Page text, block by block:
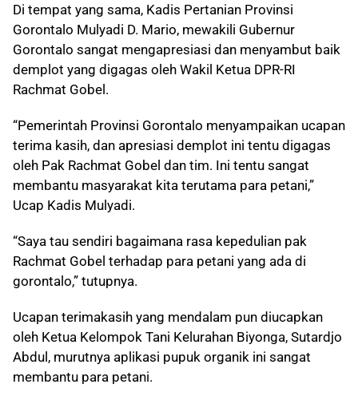
Di tempat yang sama, Kadis Pertanian Provinsi
Gorontalo Mulyadi D. Mario, mewakili Gubernur
Gorontalo sangat mengapresiasi dan menyambut baik
demplot yang digagas oleh Wakil Ketua DPR-RI
Rachmat Gobel.
“Pemerintah Provinsi Gorontalo menyampaikan ucapan
terima kasih, dan apresiasi demplot ini tentu digagas
oleh Pak Rachmat Gobel dan tim. Ini tentu sangat
membantu masyarakat kita terutama para petani,”
Ucap Kadis Mulyadi.
“Saya tau sendiri bagaimana rasa kepedulian pak
Rachmat Gobel terhadap para petani yang ada di
gorontalo,” tutupnya.
Ucapan terimakasih yang mendalam pun diucapkan
oleh Ketua Kelompok Tani Kelurahan Biyonga, Sutardjo
Abdul, murutnya aplikasi pupuk organik ini sangat
membantu para petani.